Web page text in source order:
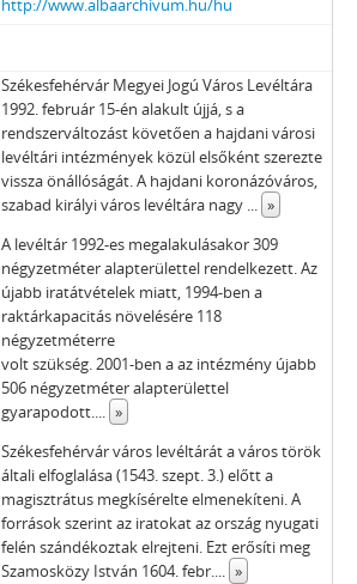
http://www.albaarchivum.hu/hu
Székesfehérvár Megyei Jogú Város Levéltára
1992. február 15-én alakult újjá, s a
rendszerváltozást követően a hajdani városi
levéltári intézmények közül elsőként szerezte
vissza önállóságát. A hajdani koronázóváros,
szabad királyi város levéltára nagy ... »
A levéltár 1992-es megalakulásakor 309
négyzetméter alapterülettel rendelkezett. Az
újabb iratátvételek miatt, 1994-ben a
raktárkapacitás növelésére 118
négyzetméterre
volt szükség. 2001-ben a az intézmény újabb
506 négyzetméter alapterülettel
gyarapodott.... »
Székesfehérvár város levéltárát a város török
általi elfoglalása (1543. szept. 3.) előtt a
magisztrátus megkísérelte elmenekíteni. A
források szerint az iratokat az ország nyugati
felén szándékoztak elrejteni. Ezt erősíti meg
Szamosközy István 1604. febr.... »